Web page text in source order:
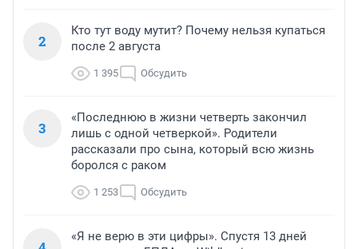
2
Кто тут воду мутит? Почему нельзя купаться
после 2 августа
1 395 Обсудить
3
«Последнюю в жизни четверть закончил
лишь с одной четверкой». Родители
рассказали про сына, который всю жизнь
боролся с раком
1 253 Обсудить
«Я не верю в эти цифры». Спустя 13 дней